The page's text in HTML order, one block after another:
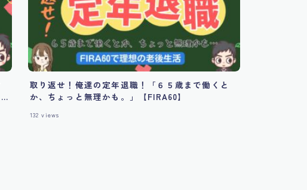
取り返せ！俺達の定年退職！「６５歳まで働くと
か、ちょっと無理かも。」【FIRA60】
132 views